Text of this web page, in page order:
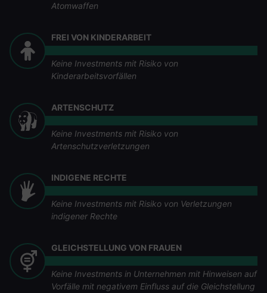
Atomwaffen
FREI VON KINDERARBEIT
Keine Investments mit Risiko von
Kinderarbeitsvorfällen
ARTENSCHUTZ
Keine Investments mit Risiko von
Artenschutzverletzungen
INDIGENE RECHTE
Keine Investments mit Risiko von Verletzungen
indigener Rechte
GLEICHSTELLUNG VON FRAUEN
Keine Investments in Unternehmen mit Hinweisen auf
Vorfälle mit negativem Einfluss auf die Gleichstellung